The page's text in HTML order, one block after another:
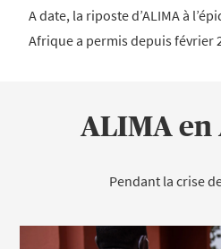
A date, la riposte d’ALIMA à
Afrique a permis depuis février
ALIMA
Pendant la crise